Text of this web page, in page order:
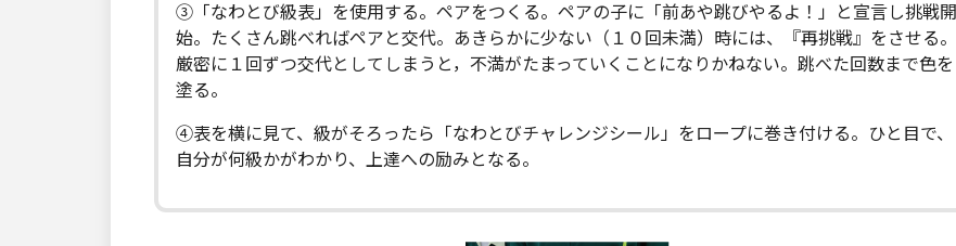
③「なわとび級表」を使用する。ペアをつくる。ペアの子に「前あや跳びやるよ！」と宣言し挑戦開
始。たくさん跳べればペアと交代。あきらかに少ない（１０回未満）時には、『再挑戦』をさせる。
厳密に１回ずつ交代としてしまうと，不満がたまっていくことになりかねない。跳べた回数まで色を
塗る。
④表を横に見て、級がそろったら「なわとびチャレンジシール」をロープに巻き付ける。ひと目で、
自分が何級かがわかり、上達への励みとなる。